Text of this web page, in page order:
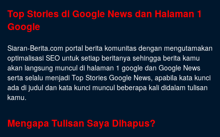
Top Stories di Google News dan Halaman 1
Google
Siaran-Berita.com portal berita komunitas dengan mengutamakan
optimalisasi SEO untuk setiap beritanya sehingga berita kamu
akan langsung muncul di halaman 1 google dan Google News
serta selalu menjadi Top Stories Google News, apabila kata kunci
ada di judul dan kata kunci muncul beberapa kali didalam tulisan
kamu.
Mengapa Tulisan Saya Dihapus?